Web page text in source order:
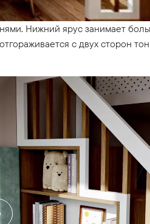
Нижний ярус занимает
с двух сторон